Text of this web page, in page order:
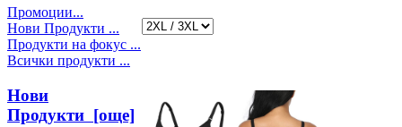
Промоции...
Нови Продукти ...
Продукти на фокус ...
Всички продукти ...
Нови
Продукти [още]